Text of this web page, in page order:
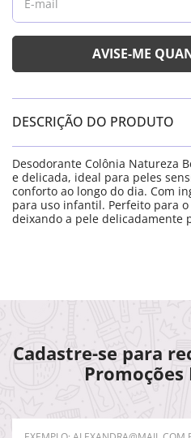
DESCRIÇÃO DO PRODUTO
Desodorante Colônia Natureza
e delicada, ideal para peles
conforto ao longo do dia. Com
para uso infantil. Perfeito para
deixando a pele delicadamente
Cadastre-se para
Promoções